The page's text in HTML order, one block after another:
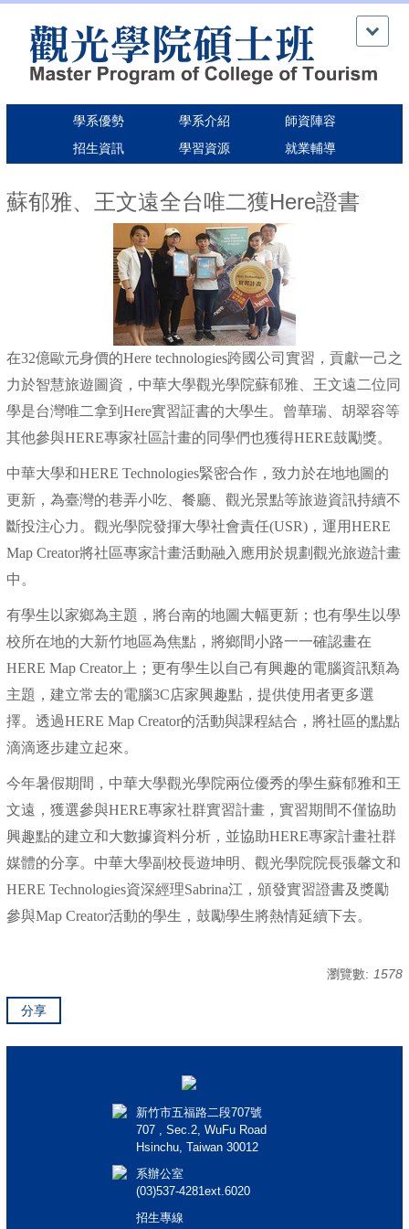
學系優勢 學系介紹
師資陣容
招生資訊
學習資源 就業輔導
蘇郁雅、王文遠全台唯二獲Here證書
在32億歐元身價的Here technologies跨國公司實習，貢獻一己之
力於智慧旅遊圖資，中華大學觀光學院蘇郁雅、王文遠二位同
學是台灣唯二拿到Here實習証書的大學生。 曾華瑞、胡翠容等
其他參與HERE專家社區計畫的同學們也獲得HERE鼓勵獎。
中華大學和HERE Technologies緊密合作，致力於在地地圖的
更新，為臺灣的巷弄小吃、餐廳、觀光景點等旅遊資訊持續不
斷投注心力。 觀光學院發揮大學社會責任(USR)，運用HERE
Map Creator將社區專家計畫活動融入應用於規劃觀光旅遊計畫
中。
有學生以家鄉為主題，將台南的地圖大幅更新；也有學生以學
校所在地的大新竹地區為焦點，將鄉間小路一一確認畫在
HERE Map Creator上；更有學生以自己有興趣的電腦資訊類為
主題，建立常去的電腦3C店家興趣點，提供使用者更多選
擇。 透過HERE Map Creator的活動與課程結合，將社區的點點
滴滴逐步建立起來。
今年暑假期間，中華大學觀光學院兩位優秀的學生蘇郁雅和王
文遠，獲選參與HERE專家社群實習計畫，實習期間不僅協助
興趣點的建立和大數據資料分析，並協助HERE專家計畫社群
媒體的分享。 中華大學副校長遊坤明、觀光學院院長張馨文和
HERE Technologies資深經理Sabrina江，頒發實習證書及獎勵
參與Map Creator活動的學生，鼓勵學生將熱情延續下去。
瀏覽數: 1578
分享
新竹市五福路二段707號
707 , Sec.2, WuFu Road
Hsinchu, Taiwan 30012
系辦公室
(03)537-4281ext.6020
招生專線